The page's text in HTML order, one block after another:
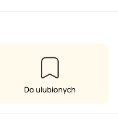
Do ulubionych